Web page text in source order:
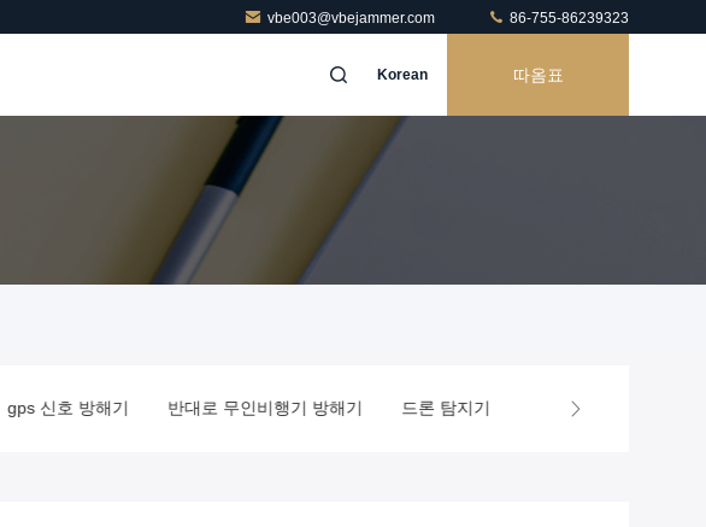
vbe003@vbejammer.com 86-755-86239323
Korean 따옴표
반대로 무인비행기 방해기 드론 탐지기 휴대전화 차단 RF 전력 증폭기 단위